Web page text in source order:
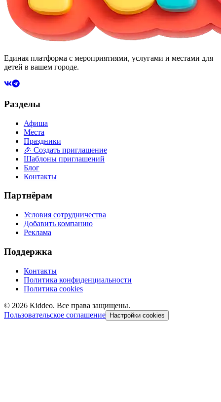
Единая платформа с мероприятиями, услугами и местами для
детей в вашем городе.
Разделы
Афиша
Места
Праздники
🎉 Создать приглашение
Шаблоны приглашений
Блог
Контакты
Партнёрам
Условия сотрудничества
Добавить компанию
Реклама
Поддержка
Контакты
Политика конфиденциальности
Политика cookies
© 2026 Kiddeo. Все права защищены.
Пользовательское соглашение Настройки cookies